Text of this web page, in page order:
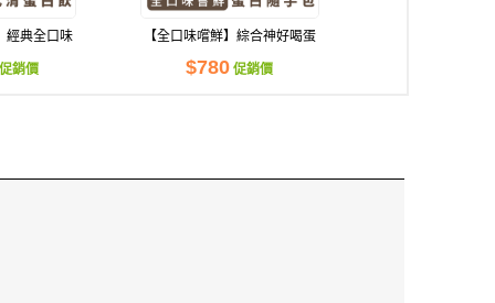
經典全口味
飲
銷價
【全口味嚐鮮】綜合神好喝蛋
白飲
$780 促銷價